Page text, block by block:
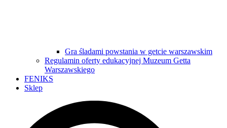
Gra śladami powstania w getcie warszawskim
Regulamin oferty edukacyjnej Muzeum Getta
Warszawskiego
FENIKS
Sklep